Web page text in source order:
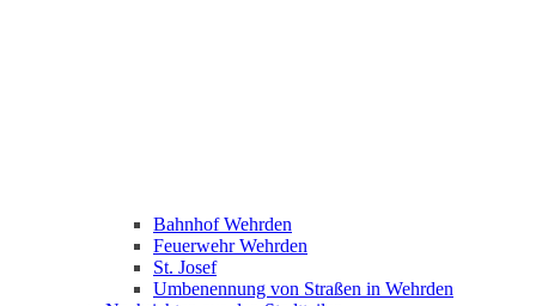
Bahnhof Wehrden
Feuerwehr Wehrden
St. Josef
Umbenennung von Straßen in Wehrden